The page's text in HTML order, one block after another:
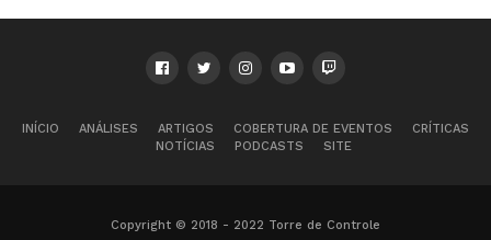
INÍCIO ANÁLISES ARTIGOS COBERTURA DE EVENTOS
CRÍTICAS
NOTÍCIAS
PODCASTS SITE
Copyright © 2018 - 2022 Torre de Controle